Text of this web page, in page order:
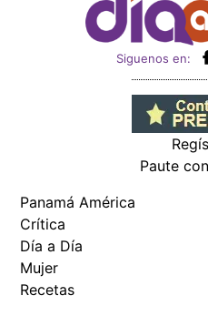
Siguenos en:
Paute
Panamá América
Crítica
Día a Día
Mujer
Recetas